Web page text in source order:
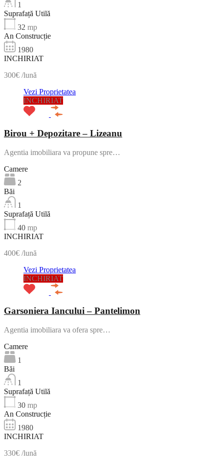
1
Suprafață Utilă
32 mp
An Construcție
1980
INCHIRIAT
300€ /lună
Vezi Proprietatea
INCHIRIAT
Birou + Depozitare – Lizeanu
Agentia imobiliara va propune spre…
Camere
2
Băi
1
Suprafață Utilă
40 mp
INCHIRIAT
400€ /lună
Vezi Proprietatea
INCHIRIAT
Garsoniera Iancului – Pantelimon
Agentia imobiliara va ofera spre…
Camere
1
Băi
1
Suprafață Utilă
30 mp
An Construcție
1980
INCHIRIAT
330€ /lună